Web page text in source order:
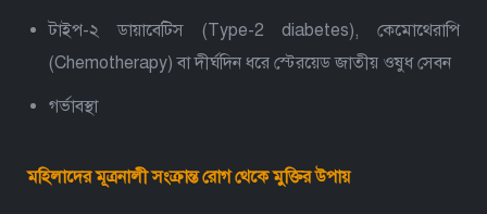
টাইপ-২ ডায়াবেটিস (Type-2 diabetes), কেমোথেরাপি
(Chemotherapy) বা দীর্ঘদিন ধরে স্টেরয়েড জাতীয় ওষুধ সেবন
গর্ভাবস্থা
মহিলাদের মূত্রনালী সংক্রান্ত রোগ থেকে মুক্তির উপায়